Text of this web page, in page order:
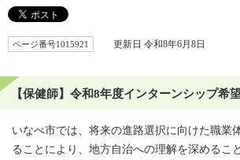
ページ番号1015921 更新日 令和8年6月8日
【保健師】令和8年度インターンシップ希
いなべ市では、将来の進路選択に向けた職業
ることにより、地方自治への理解を深めるこ